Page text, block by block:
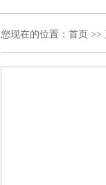
您现在的位置： 首页 >>